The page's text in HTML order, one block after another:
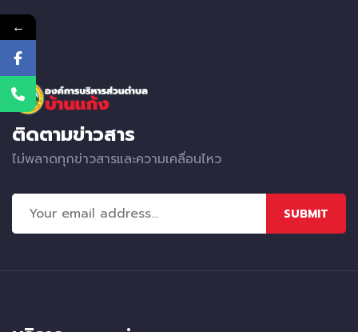
ติดตามข่าวสาร
ไม่พลาดทุกข่าวสารและความเคลื่อนไหว
SUBMIT
←